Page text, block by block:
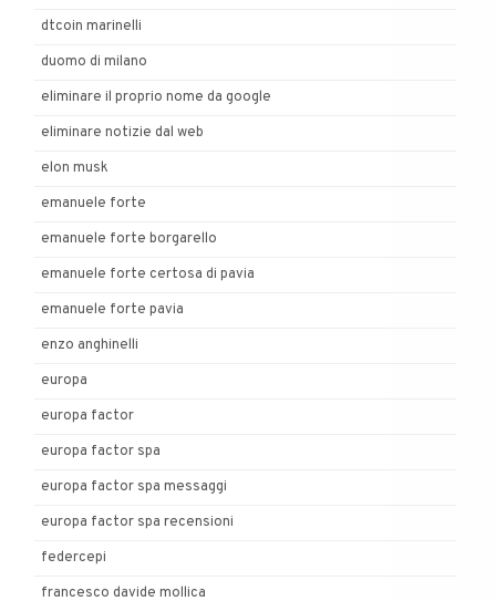
dtcoin marinelli
duomo di milano
eliminare il proprio nome da google
eliminare notizie dal web
elon musk
emanuele forte
emanuele forte borgarello
emanuele forte certosa di pavia
emanuele forte pavia
enzo anghinelli
europa
europa factor
europa factor spa
europa factor spa messaggi
europa factor spa recensioni
federcepi
francesco davide mollica